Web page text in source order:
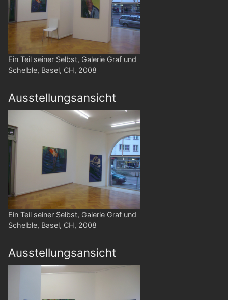
Ein Teil seiner Selbst, Galerie Graf und
Schelble, Basel, CH, 2008
Ausstellungsansicht
Ein Teil seiner Selbst, Galerie Graf und
Schelble, Basel, CH, 2008
Ausstellungsansicht